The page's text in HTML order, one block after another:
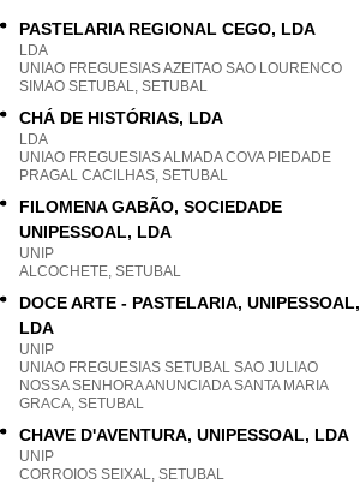
PASTELARIA REGIONAL CEGO, LDA
LDA
UNIAO FREGUESIAS AZEITAO SAO LOURENCO
SIMAO SETUBAL, SETUBAL
CHÁ DE HISTÓRIAS, LDA
LDA
UNIAO FREGUESIAS ALMADA COVA PIEDADE
PRAGAL CACILHAS, SETUBAL
FILOMENA GABÃO, SOCIEDADE
UNIPESSOAL, LDA
UNIP
ALCOCHETE, SETUBAL
DOCE ARTE - PASTELARIA, UNIPESSOAL,
LDA
UNIP
UNIAO FREGUESIAS SETUBAL SAO JULIAO
NOSSA SENHORA ANUNCIADA SANTA MARIA
GRACA, SETUBAL
CHAVE D'AVENTURA, UNIPESSOAL, LDA
UNIP
CORROIOS SEIXAL, SETUBAL